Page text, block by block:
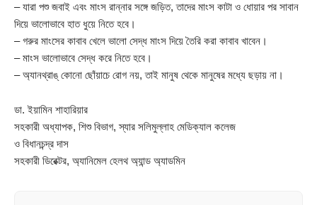
– যারা পশু জবাই এবং মাংস রান্নার সঙ্গে জড়িত, তাদের মাংস কাটা ও ধোয়ার পর সাবান
দিয়ে ভালোভাবে হাত ধুয়ে নিতে হবে।
– গরুর মাংসের কাবাব খেলে ভালো সেদ্ধ মাংস দিয়ে তৈরি করা কাবাব খাবেন।
– মাংস ভালোভাবে সেদ্ধ করে নিতে হবে।
– অ্যানথ্রাঙ্ কোনো ছোঁয়াচে রোগ নয়, তাই মানুষ থেকে মানুষের মধ্যে ছড়ায় না।
ডা. ইয়ামিন শাহারিয়ার
সহকারী অধ্যাপক, শিশু বিভাগ, স্যার সলিমুল্লাহ মেডিক্যাল কলেজ
ও বিধানচন্দ্র দাস
সহকারী ডিরেক্টর, অ্যানিমেল হেলথ অ্যান্ড অ্যাডমিন